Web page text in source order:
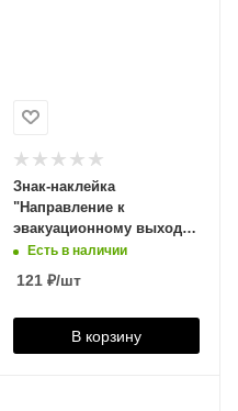
Знак-наклейка
"Направление к
эвакуационному выходу
НАПРАВО", 300*150мм,
610585
Есть в наличии
121₽/шт
В корзину